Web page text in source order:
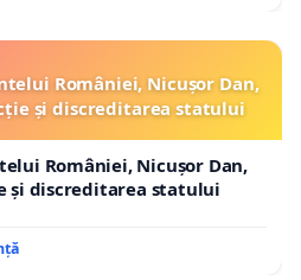
României, Nicușor Dan,
și discreditarea statului
României, Nicușor Dan,
și discreditarea statului